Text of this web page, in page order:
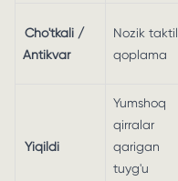
Cho'tkali /
Antikvar
Nozik taktil
qoplama
Yiqildi
Yumshoq
qirralar
qarigan
tuyg'u